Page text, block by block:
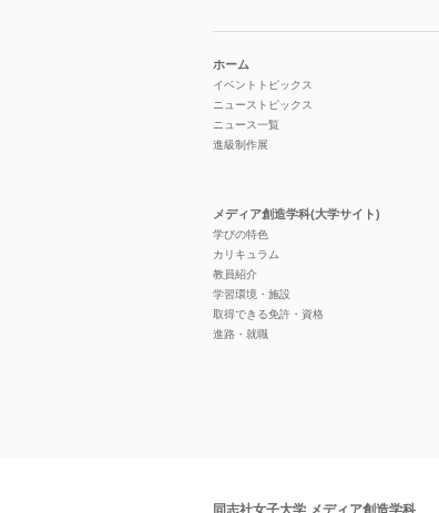
ホーム
イベントトピックス
ニューストピックス
ニュース一覧
進級制作展
メディア創造学科(大学サイト)
学びの特色
カリキュラム
教員紹介
学習環境・施設
取得できる免許・資格
進路・就職
同志社女子大学 メディア創造学科